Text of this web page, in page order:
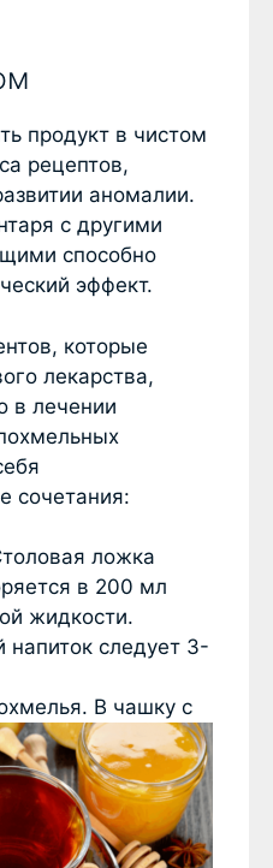
продукт в чистом
рецептов,
аномалии.
с другими
способно
эффект.
которые
лекарства,
в лечении
сочетания:
ложка
в 200 мл
жидкости.
напиток следует 3-
В чашку с